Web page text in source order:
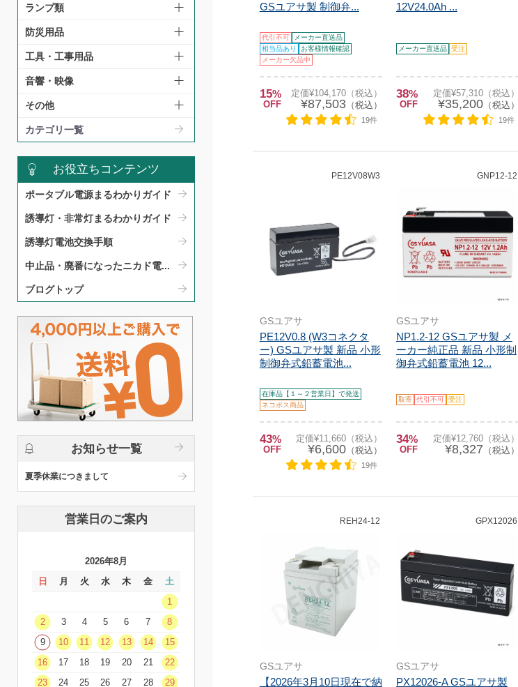
ランプ類
防災用品
工具・工事用品
音響・映像
その他
カテゴリ一覧
お役立ちコンテンツ
ポータブル電源まるわかりガイド​
誘導灯・非常灯まるわかりガイド​
誘導灯電池交換手順​
中止品・廃番になったニカド電...
ブログトップ
お知らせ一覧
夏季休業につきまして
営業日のご案内
2026年8月
日
月 火 水 木 金
土
1
2
3 4 5 6 7
8
9
10 11 12 13 14
15
16
17 18 19 20 21
22
23
24 25 26 27 28
29
GSユアサ製 制御弁...
代引不可
メーカー直送品
相当品あり
お客様情報確認
メーカー欠品中
15%
OFF
定価¥104,170（税込）
¥87,503 （税込）
19件
12V24.0Ah ...
メーカー直送品 受注
38%
OFF
定価¥57,310（税込）
¥35,200（税込）
19件
PE12V08W3
GSユアサ
PE12V0.8 (W3コネクタ
ー) GSユアサ製 新品 小形
制御弁式鉛蓄電池...
在庫品【１～２営業日】で発送
ネコポス商品
43%
OFF
定価¥11,660（税込）
¥6,600 （税込）
19件
GNP12-12
GSユアサ
NP1.2-12 GSユアサ製 メ
ーカー純正品 新品 小形制
御弁式鉛蓄電池 12...
取寄 代引不可 受注
34%
OFF
定価¥12,760（税込）
¥8,327 （税込）
REH24-12
GSユアサ
【2026年3月10日現在で納
GPX12026
GSユアサ
PX12026-A GSユアサ製